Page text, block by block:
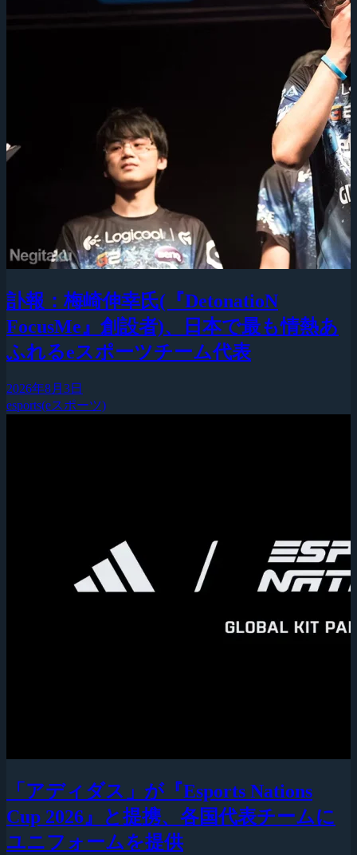
訃報：梅崎伸幸氏(『DetonatioN
FocusMe』創設者)、日本で最も情熱あ
ふれるeスポーツチーム代表
2026年8月3日
esports(eスポーツ)
「アディダス」が『Esports Nations
Cup 2026』と提携、各国代表チームに
ユニフォームを提供